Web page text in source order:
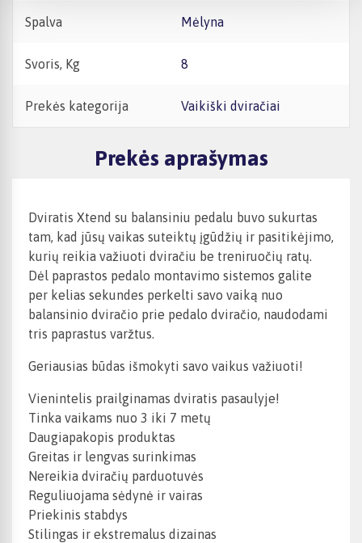
Spalva Mėlyna
Svoris, Kg 8
Prekės kategorija Vaikiški dviračiai
Prekės aprašymas
Dviratis Xtend su balansiniu pedalu buvo sukurtas
tam, kad jūsų vaikas suteiktų įgūdžių ir pasitikėjimo,
kurių reikia važiuoti dviračiu be treniruočių ratų.
Dėl paprastos pedalo montavimo sistemos galite
per kelias sekundes perkelti savo vaiką nuo
balansinio dviračio prie pedalo dviračio, naudodami
tris paprastus varžtus.
Geriausias būdas išmokyti savo vaikus važiuoti!
Vienintelis prailginamas dviratis pasaulyje!
Tinka vaikams nuo 3 iki 7 metų
Daugiapakopis produktas
Greitas ir lengvas surinkimas
Nereikia dviračių parduotuvės
Reguliuojama sėdynė ir vairas
Priekinis stabdys
Stilingas ir ekstremalus dizainas